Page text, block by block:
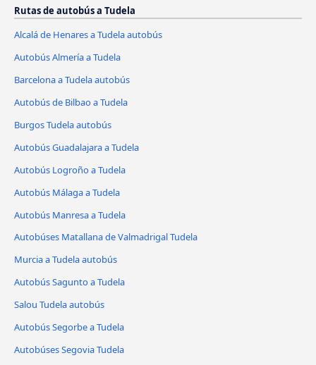
Rutas de autobús a Tudela
Alcalá de Henares a Tudela autobús
Autobús Almería a Tudela
Barcelona a Tudela autobús
Autobús de Bilbao a Tudela
Burgos Tudela autobús
Autobús Guadalajara a Tudela
Autobús Logroño a Tudela
Autobús Málaga a Tudela
Autobús Manresa a Tudela
Autobúses Matallana de Valmadrigal Tudela
Murcia a Tudela autobús
Autobús Sagunto a Tudela
Salou Tudela autobús
Autobús Segorbe a Tudela
Autobúses Segovia Tudela